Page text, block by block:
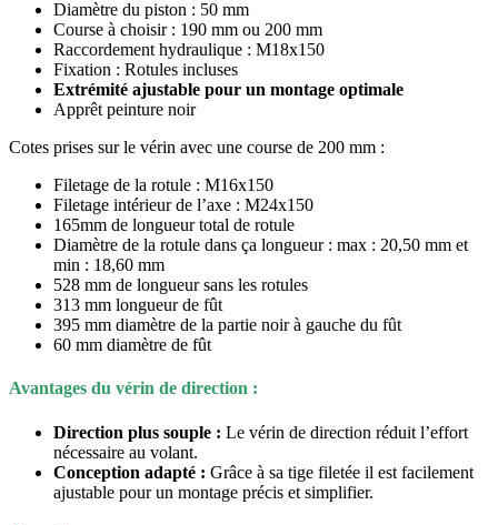
Diamètre du piston : 50 mm
Course à choisir : 190 mm ou 200 mm
Raccordement hydraulique : M18x150
Fixation : Rotules incluses
Extrémité ajustable pour un montage optimale
Apprêt peinture noir
Cotes prises sur le vérin avec une course de 200 mm :
Filetage de la rotule : M16x150
Filetage intérieur de l’axe : M24x150
165mm de longueur total de rotule
Diamètre de la rotule dans ça longueur : max : 20,50 mm et
min : 18,60 mm
528 mm de longueur sans les rotules
313 mm longueur de fût
395 mm diamètre de la partie noir à gauche du fût
60 mm diamètre de fût
Avantages du vérin de direction :
Direction plus souple : Le vérin de direction réduit l’effort
nécessaire au volant.
Conception adapté : Grâce à sa tige filetée il est facilement
ajustable pour un montage précis et simplifier.